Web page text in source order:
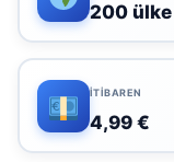
200 ülke
İTIBAREN
4,99 €